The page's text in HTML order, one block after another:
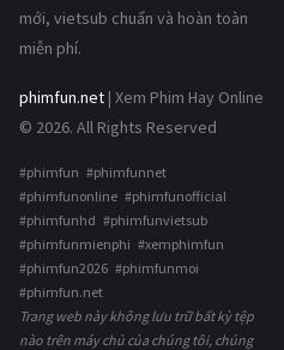
mới, vietsub chuẩn và hoàn toàn
miễn phí.
phimfun.net | Xem Phim Hay Online
© 2026. All Rights Reserved
#phimfun #phimfunnet
#phimfunonline #phimfunofficial
#phimfunhd #phimfunvietsub
#phimfunmienphi #xemphimfun
#phimfun2026 #phimfunmoi
#phimfun.net
Trang web này không lưu trữ bất kỳ tệp
nào trên máy chủ của chúng tôi, chúng